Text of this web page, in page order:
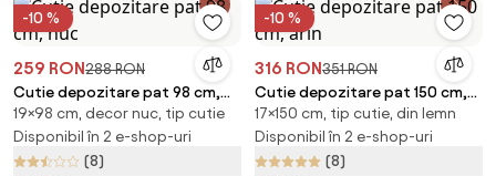
-10 %
259 RON288 RON
Cutie depozitare pat 98 cm,
nuc
19×98 cm, decor nuc, tip cutie
Disponibil în 2 e-shop-uri
(8)
-10 %
316 RON351 RON
Cutie depozitare pat 150 cm,
arin
17×150 cm, tip cutie, din lemn
Disponibil în 2 e-shop-uri
(8)